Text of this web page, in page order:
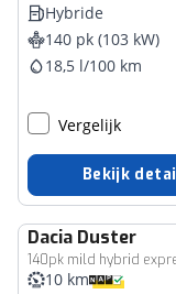
Hybride
140 pk (103 kW)
18,5 l/100 km
Vergelijk
Bekijk
Dacia Duster
140pk mild hybrid
10 km